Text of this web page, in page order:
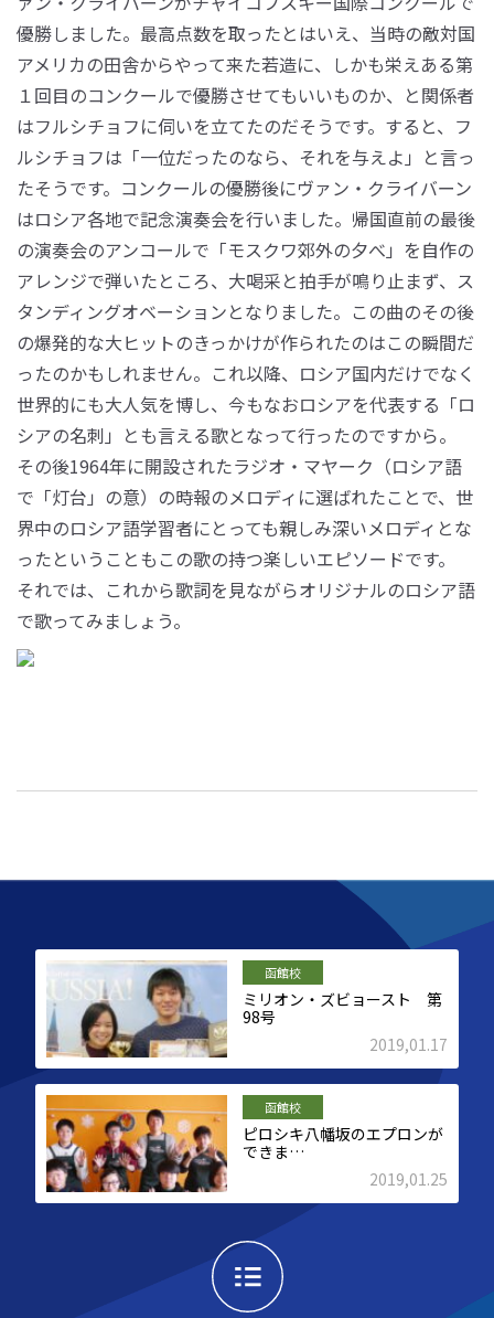
優勝しました。最高点数を取ったとはいえ、当時の敵対国
アメリカの田舎からやって来た若造に、しかも栄えある第
１回目のコンクールで優勝させてもいいものか、と関係者
はフルシチョフに伺いを立てたのだそうです。すると、フ
ルシチョフは「一位だったのなら、それを与えよ」と言っ
たそうです。コンクールの優勝後にヴァン・クライバーン
はロシア各地で記念演奏会を行いました。帰国直前の最後
の演奏会のアンコールで「モスクワ郊外の夕べ」を自作の
アレンジで弾いたところ、大喝采と拍手が鳴り止まず、ス
タンディングオベーションとなりました。この曲のその後
の爆発的な大ヒットのきっかけが作られたのはこの瞬間だ
ったのかもしれません。これ以降、ロシア国内だけでなく
世界的にも大人気を博し、今もなおロシアを代表する「ロ
シアの名刺」とも言える歌となって行ったのですから。
その後1964年に開設されたラジオ・マヤーク（ロシア語
で「灯台」の意）の時報のメロディに選ばれたことで、世
界中のロシア語学習者にとっても親しみ深いメロディとな
ったということもこの歌の持つ楽しいエピソードです。
それでは、これから歌詞を見ながらオリジナルのロシア語
で歌ってみましょう。
函館校
ミリオン・ズビョースト 第
98号
2019,01.17
函館校
ピロシキ八幡坂のエプロンが
できま…
2019,01.25